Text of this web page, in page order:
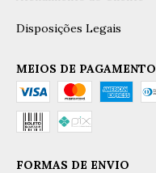
Disposições Legais
MEIOS DE PAGAMENTO
FORMAS DE ENVIO